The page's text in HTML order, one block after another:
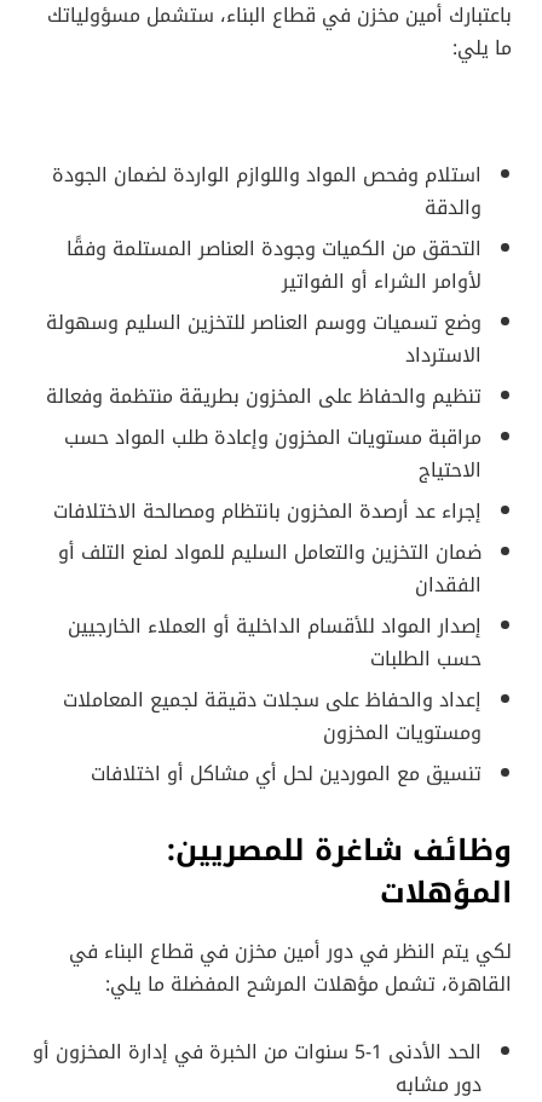
باعتبارك أمين مخزن في قطاع البناء، ستشمل مسؤولياتك
ما يلي:
استلام وفحص المواد واللوازم الواردة لضمان الجودة
والدقة
التحقق من الكميات وجودة العناصر المستلمة وفقًا
لأوامر الشراء أو الفواتير
وضع تسميات ووسم العناصر للتخزين السليم وسهولة
الاسترداد
تنظيم والحفاظ على المخزون بطريقة منتظمة وفعالة
مراقبة مستويات المخزون وإعادة طلب المواد حسب
الاحتياج
إجراء عد أرصدة المخزون بانتظام ومصالحة الاختلافات
ضمان التخزين والتعامل السليم للمواد لمنع التلف أو
الفقدان
إصدار المواد للأقسام الداخلية أو العملاء الخارجيين
حسب الطلبات
إعداد والحفاظ على سجلات دقيقة لجميع المعاملات
ومستويات المخزون
تنسيق مع الموردين لحل أي مشاكل أو اختلافات
وظائف شاغرة للمصريين:
المؤهلات
لكي يتم النظر في دور أمين مخزن في قطاع البناء في
القاهرة، تشمل مؤهلات المرشح المفضلة ما يلي:
الحد الأدنى 1-5 سنوات من الخبرة في إدارة المخزون أو
دور مشابه